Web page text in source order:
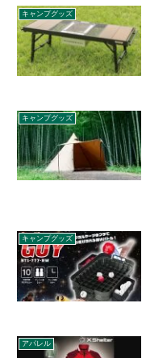
キャンプグッズ
キャンプグッズ
キャンプグッズ
アパレル